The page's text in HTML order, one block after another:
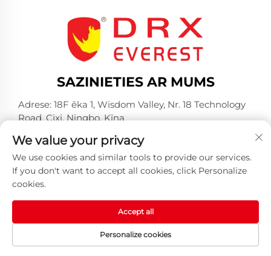
SAZINIETIES AR MUMS
Adrese: 18F ēka 1, Wisdom Valley, Nr. 18 Technology
Road, Cixi, Ningbo, Ķīna
Tālrunis: +86-574-23660321
E-pasts:[email protected]
Autortiesības © 2025 Huangshan DRX Industrial Co.,
Konfidencialitātes politika
We value your privacy
We use cookies and similar tools to provide our services.
If you don't want to accept all cookies, click Personalize
cookies.
Personalize cookies
Accept all